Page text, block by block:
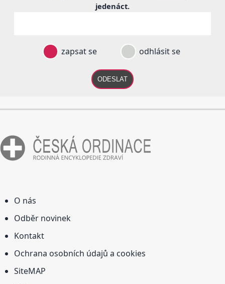
jedenáct.
zapsat se odhlásit se
ODESLAT
O nás
Odběr novinek
Kontakt
Ochrana osobních údajů a cookies
SiteMAP